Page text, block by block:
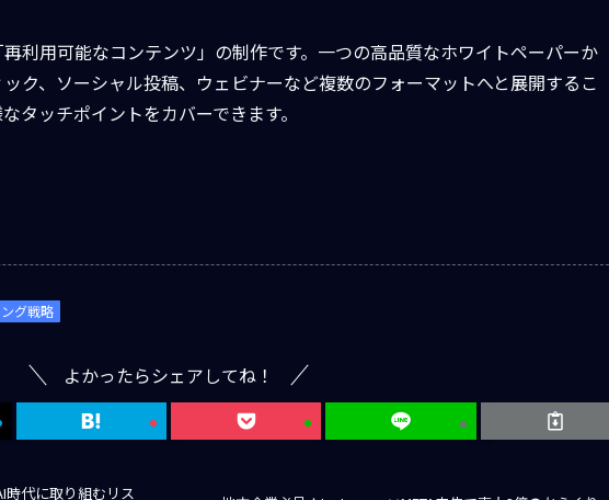
利用可能なコンテンツ」の制作です。一つの高品質なホワイトペーパーか
ク、ソーシャル投稿、ウェビナーなど複数のフォーマットへと展開するこ
タッチポイントをカバーできます。
グ戦略
よかったらシェアしてね！
代に取り組むリス